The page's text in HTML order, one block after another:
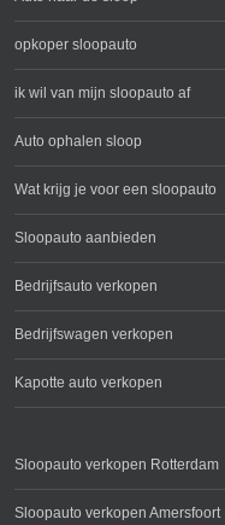
opkoper sloopauto
ik wil van mijn sloopauto af
Auto ophalen sloop
Wat krijg je voor een sloopauto
Sloopauto aanbieden
Bedrijfsauto verkopen
Bedrijfswagen verkopen
Kapotte auto verkopen
Sloopauto verkopen Rotterdam
Sloopauto verkopen Amersfoort